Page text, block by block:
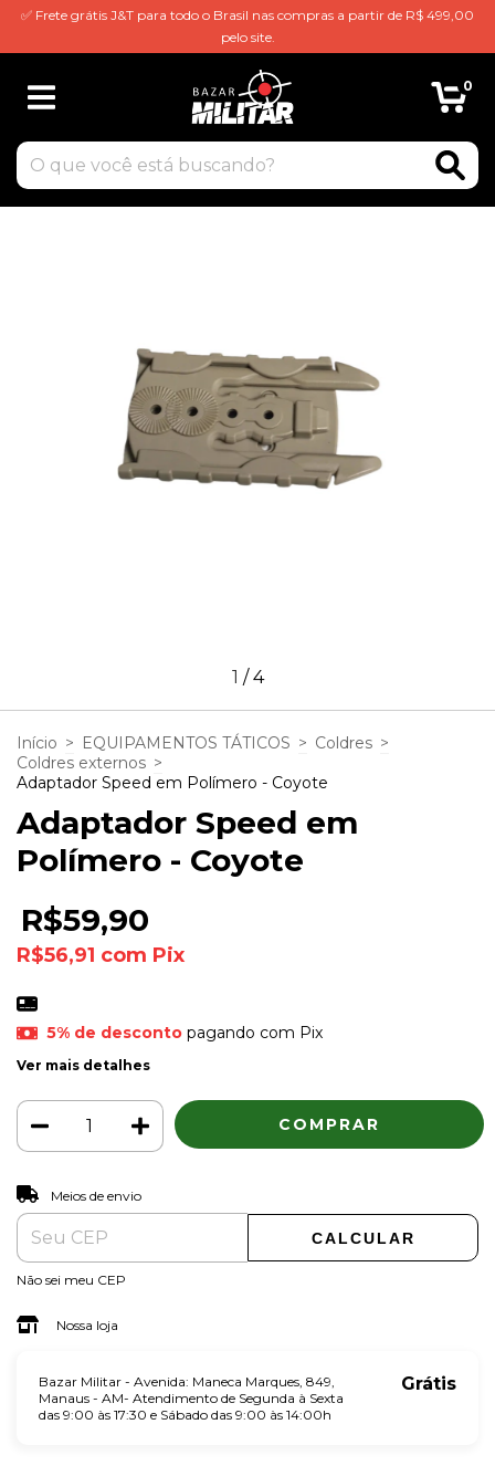
✅ Frete grátis J&T para todo o Brasil nas compras a partir de R$ 499,00
pelo site.
0
1 /4
Início > EQUIPAMENTOS TÁTICOS > Coldres >
Coldres externos >
Adaptador Speed em Polímero - Coyote
Adaptador Speed em
Polímero - Coyote
R$59,90
R$56,91 com Pix
5% de descontopagando com Pix
Ver mais detalhes
Entregas para o CEP:
Meios de envio
CALCULAR
Não sei meu CEP
Nossa loja
Bazar Militar - Avenida: Maneca Marques, 849,
Manaus - AM- Atendimento de Segunda à Sexta
das 9:00 às 17:30 e Sábado das 9:00 às 14:00h
Grátis